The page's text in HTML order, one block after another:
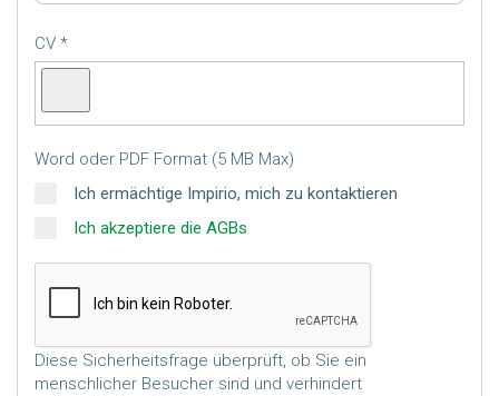
CV
Word oder PDF Format (5 MB Max)
Ich ermächtige Impirio, mich zu kontaktieren
Ich akzeptiere die AGBs
Diese Sicherheitsfrage überprüft, ob Sie ein
menschlicher Besucher sind und verhindert